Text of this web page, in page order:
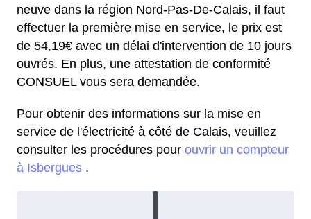
neuve dans la région Nord-Pas-De-Calais, il faut
effectuer la première mise en service, le prix est
de 54,19€ avec un délai d'intervention de 10 jours
ouvrés. En plus, une attestation de conformité
CONSUEL vous sera demandée.
Pour obtenir des informations sur la mise en
service de l'électricité à côté de Calais, veuillez
consulter les procédures pour ouvrir un compteur
à Isbergues .